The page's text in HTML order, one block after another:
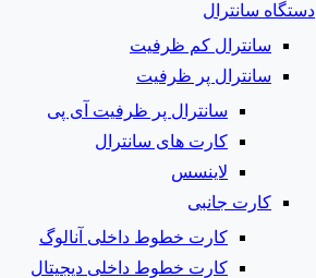
دستگاه سانترال
سانترال کم ظرفیت
سانترال پر ظرفیت
سانترال پر ظرفیت آی پی
کارت های سانترال
لاینسس
کارت جانبی
کارت خطوط داخلی آنالوگ
کارت خطوط داخلی دیجیتال